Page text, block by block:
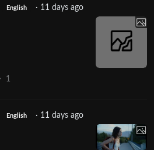
English · 11 days ago
1
English · 11 days ago